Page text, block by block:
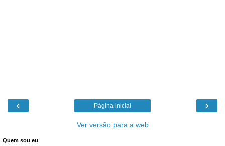
‹ ›
Página inicial
Ver versão para a web
Quem sou eu